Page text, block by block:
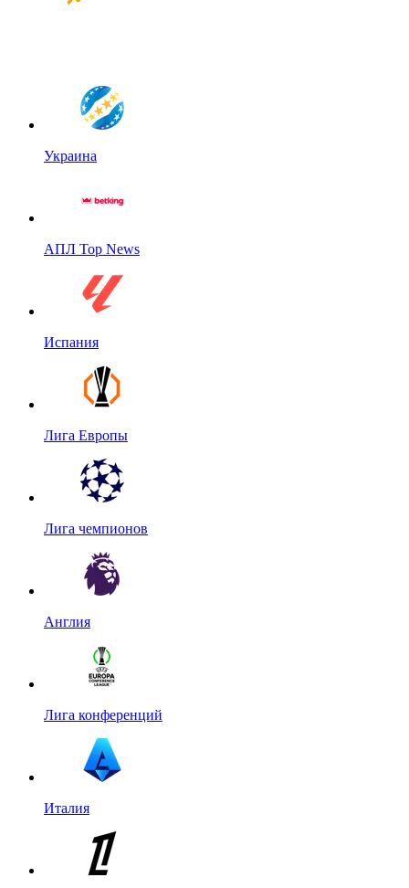
Украина
АПЛ Top News
Испания
Лига Европы
Лига чемпионов
Англия
Лига конференций
Италия